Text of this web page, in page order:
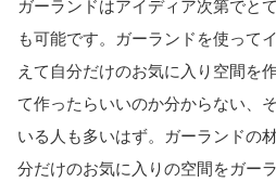
ガーランドはアイディア次第でと
も可能です。ガーランドを使って
えて自分だけのお気に入り空間を
て作ったらいいのか分からない、
いる人も多いはず。ガーランドの
分だけのお気に入りの空間をガー